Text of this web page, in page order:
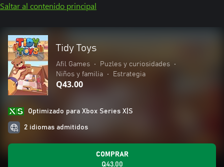
Saltar al contenido principal
Tidy Toys
Afil Games • Puzles y curiosidades
•
Niños y familia
• Estrategia
Q43.00
Optimizado para Xbox Series X|S
2 idiomas admitidos
COMPRAR
Q43.00